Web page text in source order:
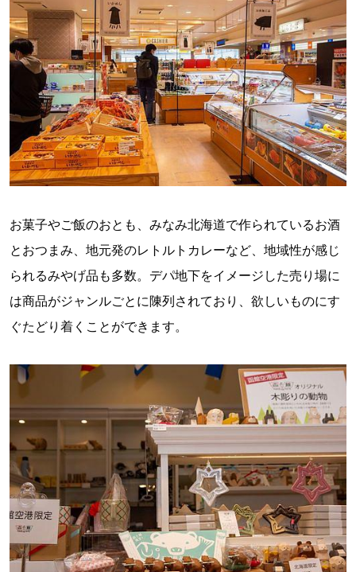
お菓子やご飯のおとも、みなみ北海道で作られているお酒
とおつまみ、地元発のレトルトカレーなど、地域性が感じ
られるみやげ品も多数。デパ地下をイメージした売り場に
は商品がジャンルごとに陳列されており、欲しいものにす
ぐたどり着くことができます。